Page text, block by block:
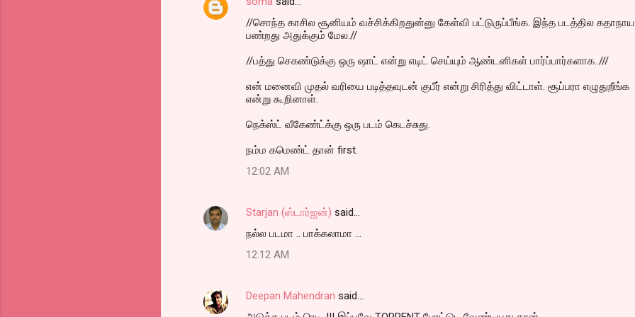
C
//சொந்த காசில சூனியம் வச்சிக்கிறதுன்னு கேள்வி பட்டுருப்பீங்க. இந்த படத்தில
பண்றது அதுக்கும் மேல.//
//பத்து செகண்டுக்கு ஒரு ஷாட் என்று எடிட் செய்யும் ஆண்டனிகள் பார்ப்பார்களாக..///
என் மனைவி முதல் வரியை படித்தவுடன் குபீர் என்று சிரித்து விட்டாள். சூப்பரா எழுதுறீங்க
என்று கூறினாள்.
நெக்ஸ்ட் வீகேண்ட்க்கு ஒரு படம் கெடச்சுது.
நம்ம கமெண்ட் தான் first.
12:02 AM
Starjan (ஸ்டார்ஜன்) said…
நல்ல படமா .. பாக்கலாமா ...
12:12 AM
Deepan Mahendran said…